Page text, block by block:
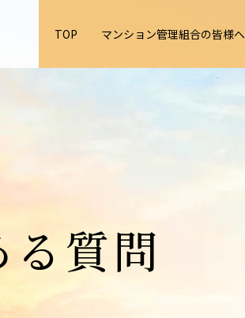
TOP マンション管理組合の皆様へ
MANEGEMENT
ASSOCIATION
CONSULTANT
質問